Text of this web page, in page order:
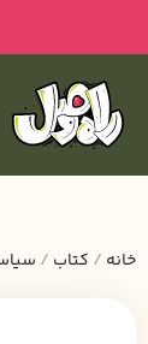
خانه / کتاب /